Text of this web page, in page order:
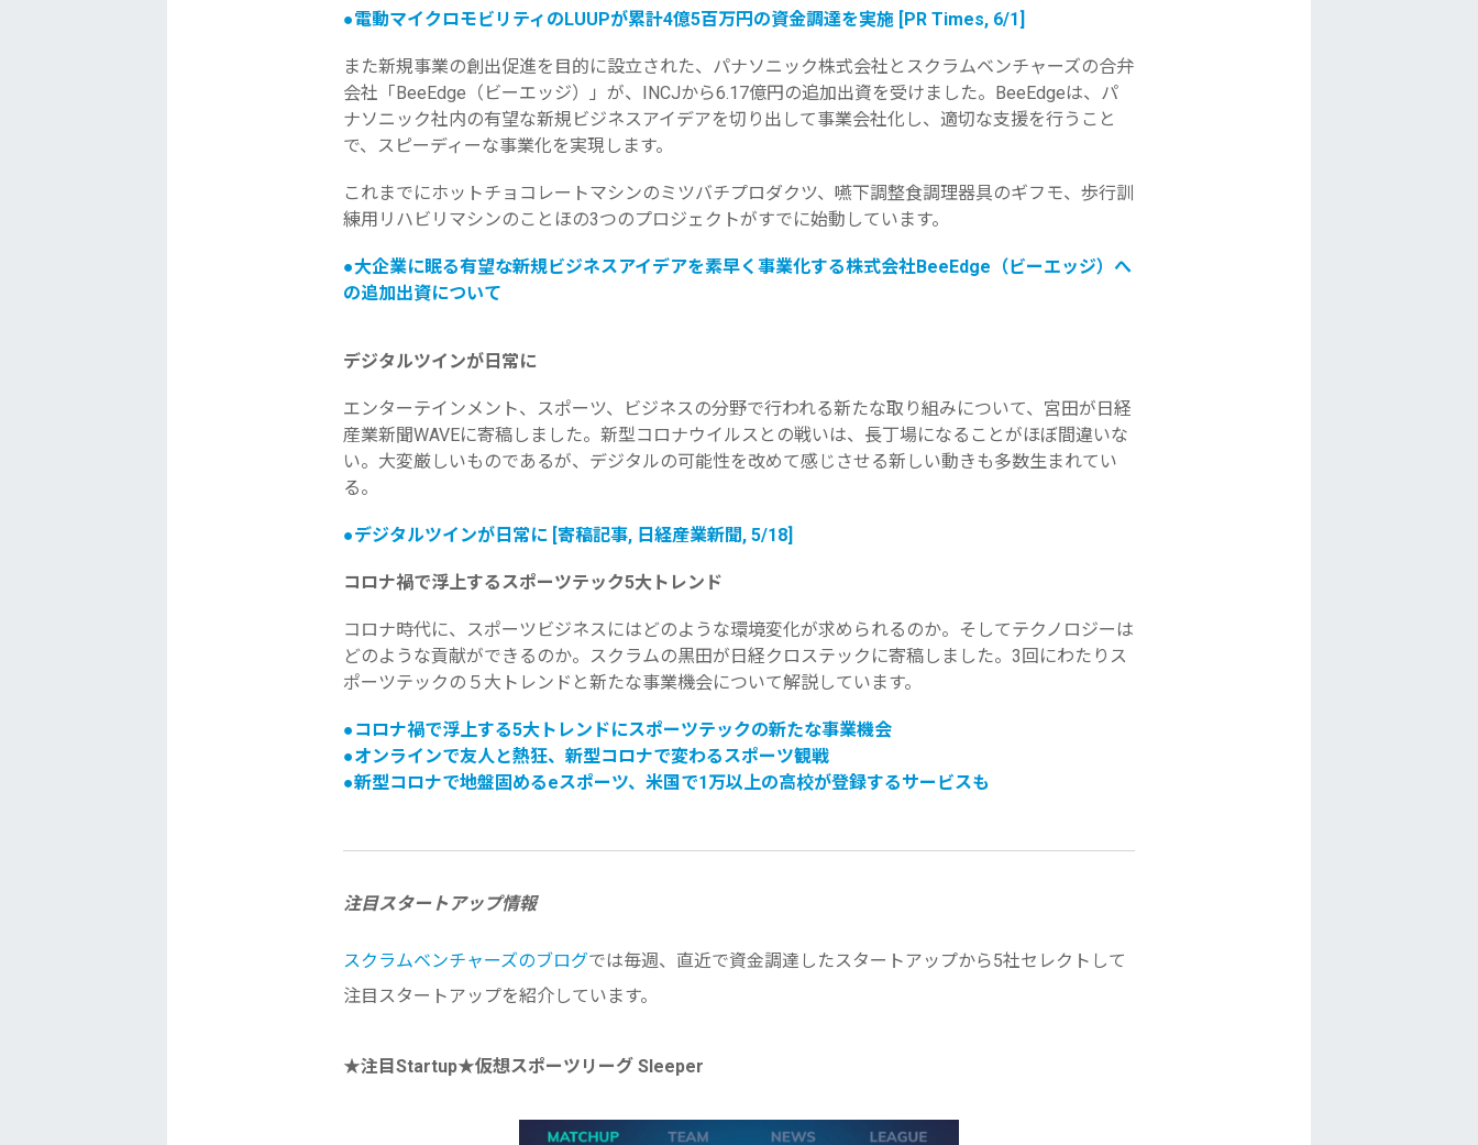
●電動マイクロモビリティのLUUPが累計4億5百万円の資金調達を実施 [PR Times, 6/1]
また新規事業の創出促進を目的に設立された、
パナソニック株式会社とスクラムベンチャーズの合弁
会社「BeeEdge（ビーエッジ）」が、INCJから6. 17億円の追加出資を受けました。BeeEdgeは、
パ
ナソニック社内の有望な新規ビジネスアイデアを切り出して事業会社化し、適切な支援を行うこと
で、
スピーディーな事業化を実現します。
これまでにホットチョコレートマシンのミツバチプロダクツ、 嚥下調整食調理器具のギフモ、 歩行訓
練用リハビリマシンのことほの3つのプロジェクトがすでに始動しています。
●大企業に眠る有望な新規ビジネスアイデアを素早く事業化する株式会社BeeEdge（ビーエッジ）へ
の追加出資について
デジタルツインが日常に
エンターテインメント、スポーツ、 ビジネスの分野で行われる新たな取り組みについて、 宮田が日経
産業新聞WAVEに寄稿しました。 新型コロナウイルスとの戦いは、 長丁場になることがほぼ間違いな
い。大変厳しいものであるが、 デジタルの可能性を改めて感じさせる新しい動きも多数生まれてい
る。
●デジタルツインが日常に [寄稿記事, 日経産業新聞, 5/18]
コロナ禍で浮上するスポーツテック5大トレンド
コロナ時代に、 スポーツビジネスにはどのような環境変化が求められるのか。
そしてテクノロジーは
どのような貢献ができるのか。
スクラムの黒田が日経クロステックに寄稿しました。 3回にわたりス
ポーツテックの５大トレンドと新たな事業機会について解説しています。
● コロナ禍で浮上する5大トレンドにスポーツテックの新たな事業機会
●オンラインで友人と熱狂、新型コロナで変わるスポーツ観戦
●新型コロナで地盤固めるeスポーツ、 米国で1万以上の高校が登録するサービスも
注目スタートアップ情報
スクラムベンチャーズのブログでは毎週、 直近で資金調達したスタートアップから5社セレクトして
注目スタートアップを紹介しています。
★注目Startup★仮想スポーツリーグ Sleeper